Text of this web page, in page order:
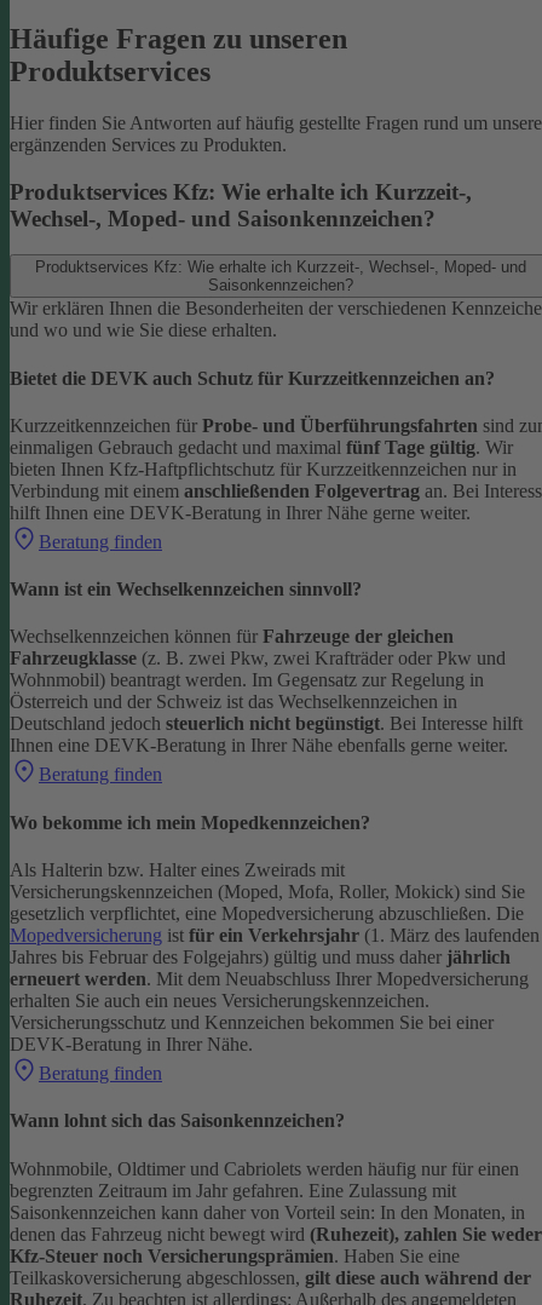
Häufige Fragen zu unseren
Produktservices
Hier finden Sie Antworten auf häufig gestellte Fragen rund um unsere
ergänzenden Services zu Produkten.
Produktservices Kfz: Wie erhalte ich Kurzzeit-,
Wechsel-, Moped- und Saisonkennzeichen?
Produktservices Kfz: Wie erhalte ich Kurzzeit-, Wechsel-, Moped- und
Saisonkennzeichen?
Wir erklären Ihnen die Besonderheiten der verschiedenen
und wo und wie Sie diese erhalten.
Bietet die DEVK auch Schutz für Kurzzeitkennzeichen an?
Kurzzeitkennzeichen für Probe- und Überführungsfahrten sind
einmaligen Gebrauch gedacht und maximal fünf Tage gültig. Wir
bieten Ihnen Kfz-Haftpflichtschutz für Kurzzeitkennzeichen nur in
Verbindung mit einem anschließenden Folgevertrag an. Bei
hilft Ihnen eine DEVK-Beratung in Ihrer Nähe gerne weiter.
Beratung finden
Wann ist ein Wechselkennzeichen sinnvoll?
Wechselkennzeichen können für Fahrzeuge der gleichen
Fahrzeugklasse (z. B. zwei Pkw, zwei Krafträder oder Pkw und
Wohnmobil) beantragt werden. Im Gegensatz zur Regelung in
Österreich und der Schweiz ist das Wechselkennzeichen in
Deutschland jedoch steuerlich nicht begünstigt. Bei Interesse hilft
Ihnen eine DEVK-Beratung in Ihrer Nähe ebenfalls gerne weiter.
Beratung finden
Wo bekomme ich mein Mopedkennzeichen?
Als Halterin bzw. Halter eines Zweirads mit
Versicherungskennzeichen (Moped, Mofa, Roller, Mokick) sind Sie
gesetzlich verpflichtet, eine Mopedversicherung abzuschließen. Die
Mopedversicherung ist für ein Verkehrsjahr (1. März des laufenden
Jahres bis Februar des Folgejahrs) gültig und muss daher jährlich
erneuert werden. Mit dem Neuabschluss Ihrer Mopedversicherung
erhalten Sie auch ein neues Versicherungskennzeichen.
Versicherungsschutz und Kennzeichen bekommen Sie bei einer
DEVK-Beratung in Ihrer Nähe.
Beratung finden
Wann lohnt sich das Saisonkennzeichen?
Wohnmobile, Oldtimer und Cabriolets werden häufig nur für einen
begrenzten Zeitraum im Jahr gefahren. Eine Zulassung mit
Saisonkennzeichen kann daher von Vorteil sein: In den Monaten, in
denen das Fahrzeug nicht bewegt wird (Ruhezeit), zahlen Sie weder
Kfz-Steuer noch Versicherungsprämien. Haben Sie eine
Teilkaskoversicherung abgeschlossen, gilt diese auch während der
Ruhezeit. Zu beachten ist allerdings: Außerhalb des angemeldeten